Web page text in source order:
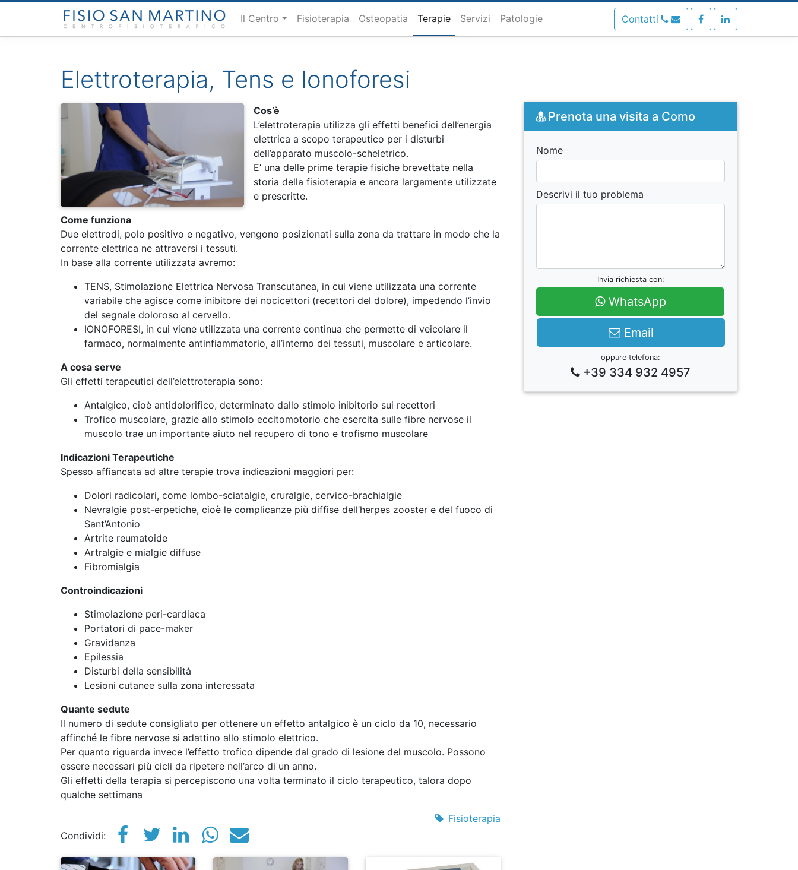
Il Centro Fisioterapia Osteopatia Terapie Servizi Patologie Contatti
Elettroterapia, Tens e Ionoforesi
Cos’è
L’elettroterapia utilizza gli effetti benefici dell’energia
elettrica a scopo terapeutico per i disturbi
dell’apparato muscolo-scheletrico.
E’ una delle prime terapie fisiche brevettate nella
storia della fisioterapia e ancora largamente utilizzate
e prescritte.
Come funziona
Due elettrodi, polo positivo e negativo, vengono posizionati sulla zona da trattare in modo che la
corrente elettrica ne attraversi i tessuti.
In base alla corrente utilizzata avremo:
TENS, Stimolazione Elettrica Nervosa Transcutanea, in cui viene utilizzata una corrente
variabile che agisce come inibitore dei nocicettori (recettori del dolore), impedendo l’invio
del segnale doloroso al cervello.
IONOFORESI, in cui viene utilizzata una corrente continua che permette di veicolare il
farmaco, normalmente antinfiammatorio, all’interno dei tessuti, muscolare e articolare.
A cosa serve
Gli effetti terapeutici dell’elettroterapia sono:
Antalgico, cioè antidolorifico, determinato dallo stimolo inibitorio sui recettori
Trofico muscolare, grazie allo stimolo eccitomotorio che esercita sulle fibre nervose il
muscolo trae un importante aiuto nel recupero di tono e trofismo muscolare
Indicazioni Terapeutiche
Spesso affiancata ad altre terapie trova indicazioni maggiori per:
Dolori radicolari, come lombo-sciatalgie, cruralgie, cervico-brachialgie
Nevralgie post-erpetiche, cioè le complicanze più diffise dell’herpes zooster e del fuoco di
Sant’Antonio
Artrite reumatoide
Artralgie e mialgie diffuse
Fibromialgia
Controindicazioni
Stimolazione peri-cardiaca
Portatori di pace-maker
Gravidanza
Epilessia
Disturbi della sensibilità
Lesioni cutanee sulla zona interessata
Quante sedute
Il numero di sedute consigliato per ottenere un effetto antalgico è un ciclo da 10, necessario
affinché le fibre nervose si adattino allo stimolo elettrico.
Per quanto riguarda invece l’effetto trofico dipende dal grado di lesione del muscolo. Possono
essere necessari più cicli da ripetere nell’arco di un anno.
Gli effetti della terapia si percepiscono una volta terminato il ciclo terapeutico, talora dopo
qualche settimana
Fisioterapia
Condividi:
Prenota una visita a Como
Nome
Descrivi il tuo problema
Invia richiesta con:
WhatsApp
Email
oppure telefona:
+39 334 932 4957